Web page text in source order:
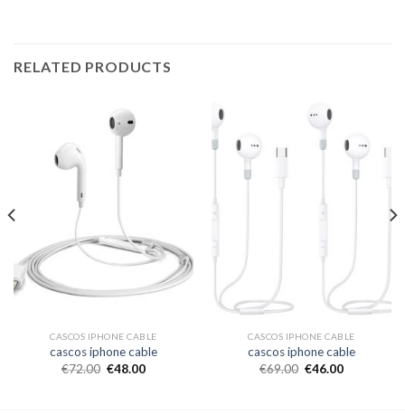
RELATED PRODUCTS
CASCOS IPHONE CABLE
cascos iphone cable
€72.00 €48.00
CASCOS IPHONE CABLE
cascos iphone cable
€69.00 €46.00